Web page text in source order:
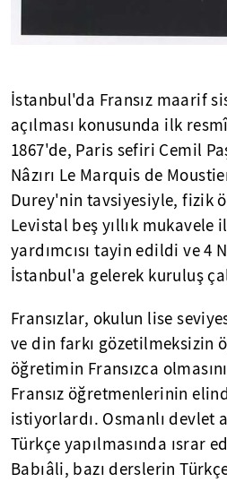
İstanbul'da Fransız maarif
açılması konusunda ilk
1867'de, Paris sefiri Cemil
Nâzırı Le Marquis de
Durey'nin tavsiyesiyle, fizik
Levistal beş yıllık mukavele
yardımcısı tayin edildi ve 4
İstanbul'a gelerek kuruluş
Fransızlar, okulun lise
ve din farkı gözetilmeksizin
öğretimin Fransızca
Fransız öğretmenlerinin
istiyorlardı. Osmanlı devlet
Türkçe yapılmasında ısrar
Babıâli, bazı derslerin